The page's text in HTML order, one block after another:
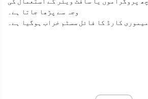
وجہ سے پڑھا جاتا ہے۔
میموری کارڈ کا فائل سسٹم خراب ہوگیا ہے۔